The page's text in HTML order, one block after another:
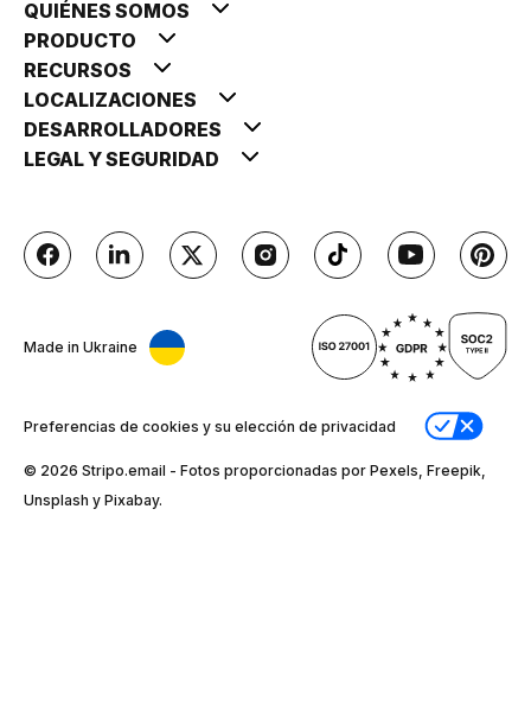
QUIÉNES SOMOS
PRODUCTO
RECURSOS
LOCALIZACIONES
DESARROLLADORES
LEGAL Y SEGURIDAD
Made in Ukraine
Preferencias de cookies y su elección de privacidad
© 2026 Stripо.email - Fotos proporcionadas por Pexels, Freepik,
Unsplash y Pixabay.